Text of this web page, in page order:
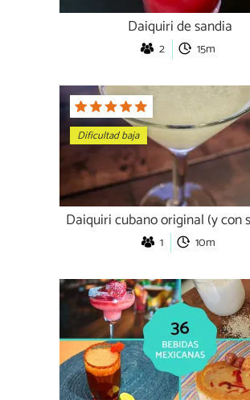
Daiquiri de sandia
2 15m
Dificultad baja
Daiquiri cubano original (y con
1 10m